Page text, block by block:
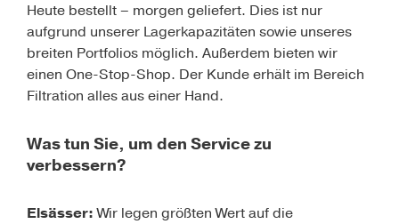
Heute bestellt – morgen geliefert. Dies ist nur
aufgrund unserer Lagerkapazitäten sowie unseres
breiten Portfolios möglich. Außerdem bieten wir
einen One-Stop-Shop. Der Kunde erhält im Bereich
Filtration alles aus einer Hand.
Was tun Sie, um den Service zu
verbessern?
Elsässer:Wir legen größten Wert auf die